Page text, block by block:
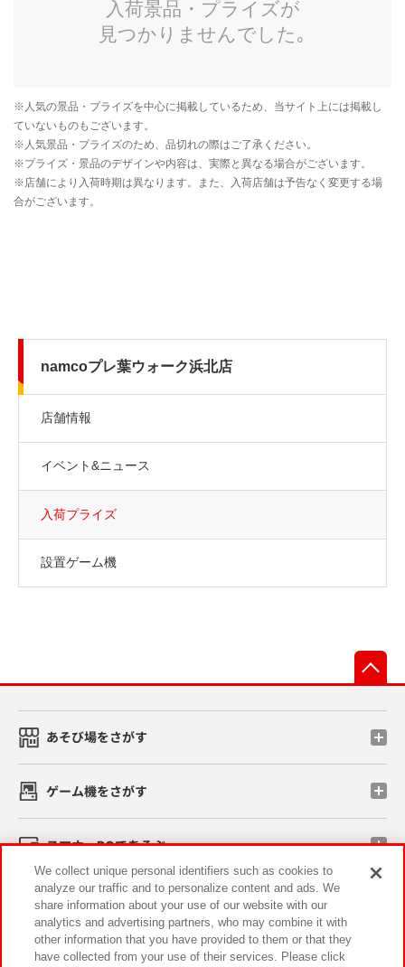
namcoプレ葉ウォーク浜北店
店舗情報
イベント&ニュース
入荷プライズ
設置ゲーム機
あそび場をさがす
ゲーム機をさがす
スマホ・PCであそぶ
イベント・キャンペーン
We collect unique personal identifiers such as cookies to
analyze our traffic and to personalize content and ads. We
share information about your use of our website with our
analytics and advertising partners, who may combine it with
other information that you have provided to them or that they
have collected from your use of their services. Please click